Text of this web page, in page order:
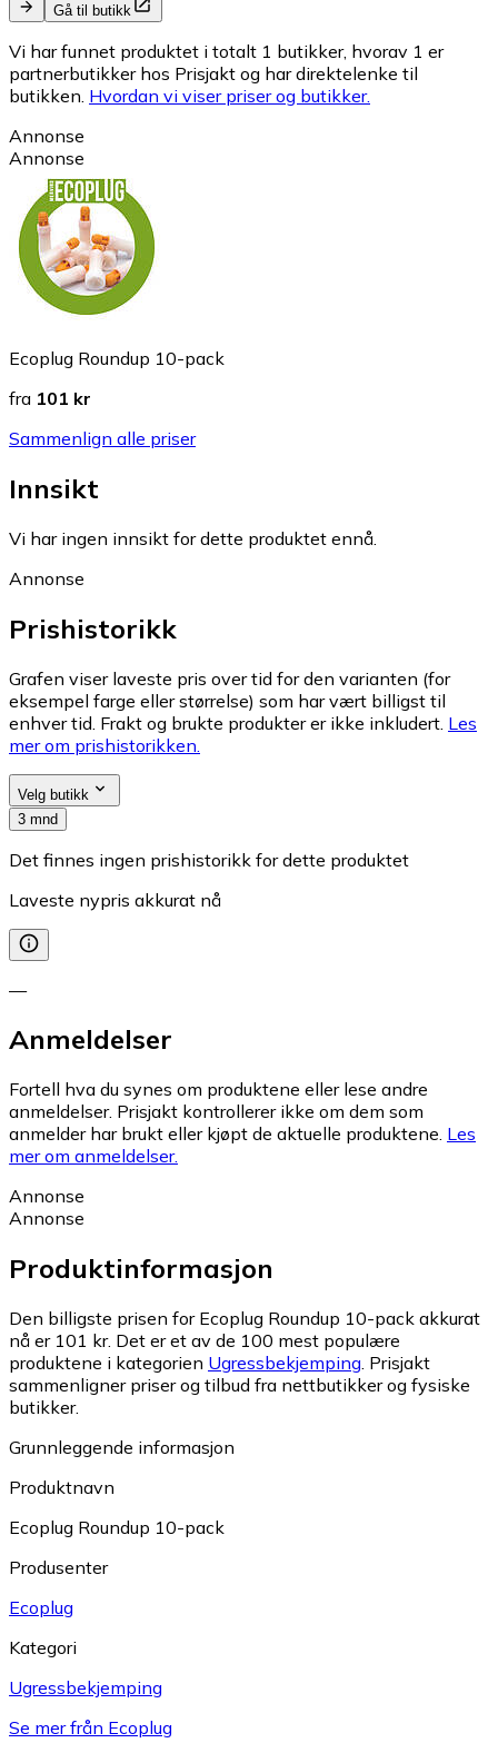
Gå til butikk
Vi har funnet produktet i totalt 1 butikker, hvorav 1 er
partnerbutikker hos Prisjakt og har direktelenke til
butikken. Hvordan vi viser priser og butikker.
Annonse
Annonse
Ecoplug Roundup 10-pack
fra 101 kr
Sammenlign alle priser
Innsikt
Vi har ingen innsikt for dette produktet ennå.
Annonse
Prishistorikk
Grafen viser laveste pris over tid for den varianten (for
eksempel farge eller størrelse) som har vært billigst til
enhver tid. Frakt og brukte produkter er ikke inkludert. Les
mer om prishistorikken.
Velg butikk
3 mnd
Det finnes ingen prishistorikk for dette produktet
Laveste nypris akkurat nå
—
Anmeldelser
Fortell hva du synes om produktene eller lese andre
anmeldelser. Prisjakt kontrollerer ikke om dem som
anmelder har brukt eller kjøpt de aktuelle produktene. Les
mer om anmeldelser.
Annonse
Annonse
Produktinformasjon
Den billigste prisen for Ecoplug Roundup 10-pack akkurat
nå er 101 kr. Det er et av de 100 mest populære
produktene i kategorien Ugressbekjemping. Prisjakt
sammenligner priser og tilbud fra nettbutikker og fysiske
butikker.
Grunnleggende informasjon
Produktnavn
Ecoplug Roundup 10-pack
Produsenter
Ecoplug
Kategori
Ugressbekjemping
Se mer från Ecoplug